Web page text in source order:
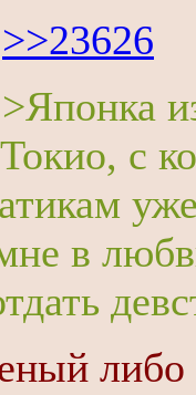
>>23626
>Японка
с
уже
в